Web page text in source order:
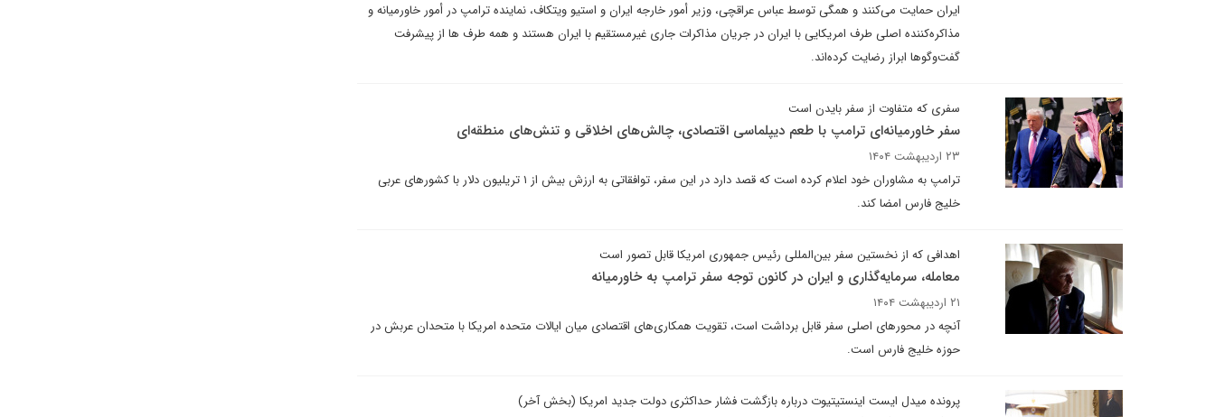
ایران حمایت می‌کنند و همگی توسط عباس عراقچی، وزیر أمور خارجه ایران و استیو ویتکاف، نماینده ترامپ در أمور خاورمیانه و
مذاکره‌کننده اصلی طرف امریکایی با ایران در جریان مذاکرات جاری غیرمستقیم با ایران هستند و همه طرف ها از پیشرفت
گفت‌وگوها ابراز رضایت کرده‌اند.
سفری که متفاوت از سفر بایدن است
سفر خاورمیانه‌ای ترامپ با طعم دیپلماسی اقتصادی، چالش‌های اخلاقی و تنش‌های منطقه‌ای
۲۳ اردیبهشت ۱۴۰۴
ترامپ به مشاوران خود اعلام کرده است که قصد دارد در این سفر، توافقاتی به ارزش بیش از ۱ تریلیون دلار با کشورهای عربی
خلیج فارس امضا کند.
اهدافی که از نخستین سفر بین‌المللی رئیس جمهوری امریکا قابل تصور است
معامله، سرمایه‌گذاری‌ و ایران در کانون توجه سفر ترامپ به خاورمیانه
۲۱ اردیبهشت ۱۴۰۴
آنچه در ⁠محورهای اصلی سفر قابل برداشت است، تقویت همکاری‌های اقتصادی میان ایالات متحده امریکا با متحدان عربش در
حوزه خلیج فارس است.
پرونده میدل ایست اینستیتیوت درباره بازگشت فشار حداکثری دولت جدید امریکا (بخش آخر)